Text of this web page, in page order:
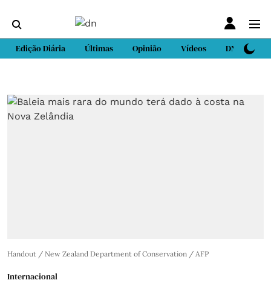
Edição Diária Últimas Opinião Vídeos DN Sport
Handout / New Zealand Department of Conservation / AFP
Internacional